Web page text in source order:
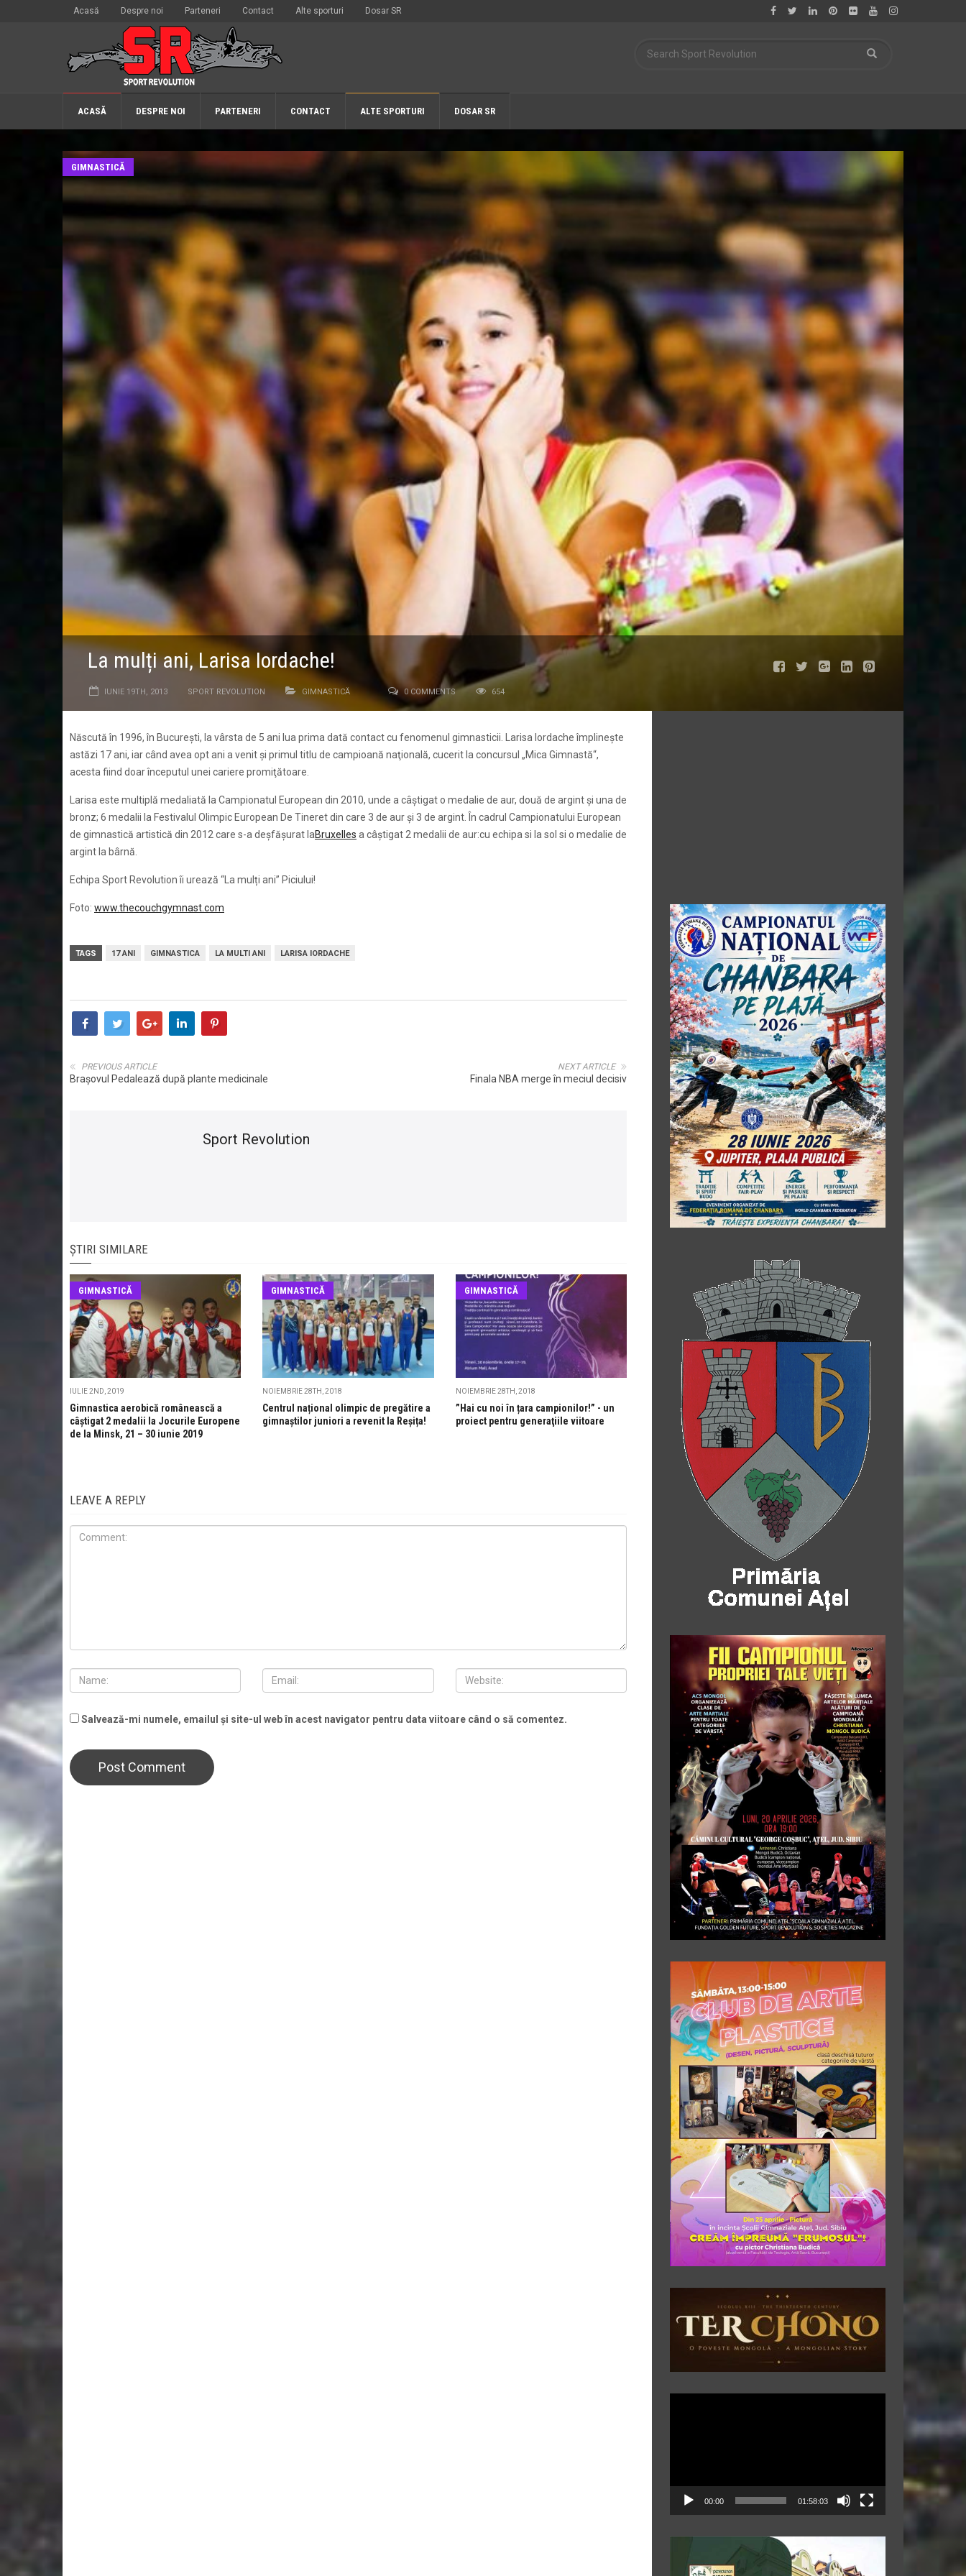
Acasă Despre noi Parteneri Contact Alte sporturi Dosar SR
ACASĂ DESPRE NOI PARTENERI CONTACT ALTE SPORTURI DOSAR SR
GIMNASTICĂ
La mulți ani, Larisa Iordache!
IUNIE 19TH, 2013 SPORT REVOLUTION GIMNASTICĂ 0 COMMENTS 654
Născută în 1996, în București, la vârsta de 5 ani lua prima dată contact cu fenomenul gimnasticii. Larisa Iordache împlinește
astăzi 17 ani, iar când avea opt ani a venit şi primul titlu de campioană naţională, cucerit la concursul „Mica Gimnastă“,
acesta fiind doar începutul unei cariere promiţătoare.
Larisa este multiplă medaliată la Campionatul European din 2010, unde a câștigat o medalie de aur, două de argint și una de
bronz; 6 medalii la Festivalul Olimpic European De Tineret din care 3 de aur și 3 de argint. În cadrul Campionatului European
de gimnastică artistică din 2012 care s-a deșfășurat laBruxelles a câștigat 2 medalii de aur:cu echipa si la sol si o medalie de
argint la bârnă.
Echipa Sport Revolution îi urează “La mulți ani” Piciului!
Foto: www.thecouchgymnast.com
TAGS 17 ANI GIMNASTICA LA MULTI ANI LARISA IORDACHE
NEXT ARTICLE
Finala NBA merge în meciul decisiv
PREVIOUS ARTICLE
Brașovul Pedalează după plante medicinale
Sport Revolution
ȘTIRI SIMILARE
GIMNASTICĂ
IULIE 2ND, 2019
Gimnastica aerobică românească a
câștigat 2 medalii la Jocurile Europene
de la Minsk, 21 – 30 iunie 2019
GIMNASTICĂ
NOIEMBRIE 28TH, 2018
Centrul național olimpic de pregătire a
gimnaștilor juniori a revenit la Reșița!
GIMNASTICĂ
NOIEMBRIE 28TH, 2018
”Hai cu noi în țara campionilor!” - un
proiect pentru generaţiile viitoare
LEAVE A REPLY
Salvează-mi numele, emailul și site-ul web în acest navigator pentru data viitoare când o să comentez.
00:00 01:58:03